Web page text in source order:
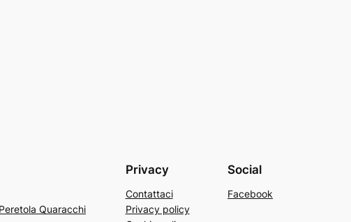
Quaracchi
Privacy
Contattaci
Privacy policy
Social
Facebook